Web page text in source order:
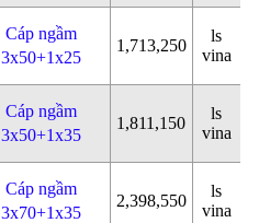
Cáp ngầm
3x50+1x25
1,713,250
ls
vina
Cáp ngầm
3x50+1x35
1,811,150
ls
vina
Cáp ngầm
3x70+1x35
2,398,550
ls
vina